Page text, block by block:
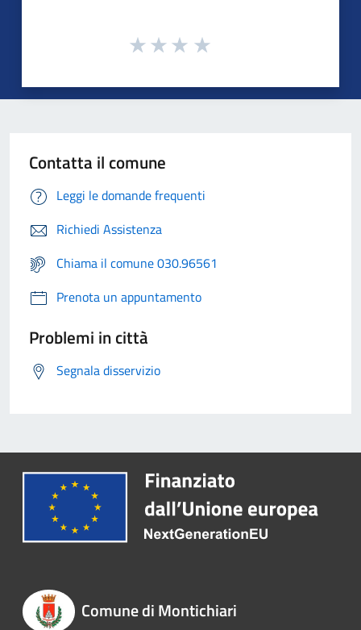
Contatta il comune
Leggi le domande frequenti
Richiedi Assistenza
Chiama il comune 030.96561
Prenota un appuntamento
Problemi in città
Segnala disservizio
Comune di Montichiari